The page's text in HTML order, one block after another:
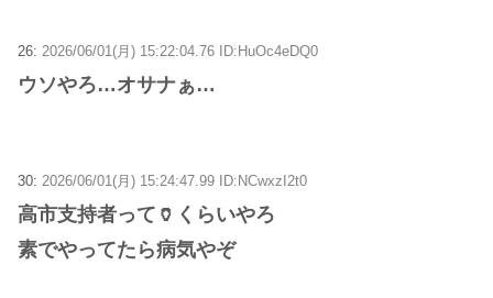
26: 2026/06/01(月) 15:22:04.76 ID:HuOc4eDQ0
ウソやろ…オサナぁ…
30: 2026/06/01(月) 15:24:47.99 ID:NCwxzI2t0
高市支持者って🏺くらいやろ
素でやってたら病気やぞ